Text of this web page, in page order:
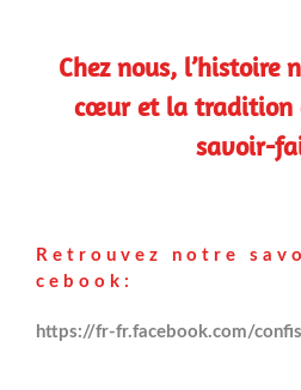
Chez nous, l’histoire
cœur et la tradition
savoir-
R e t r o u v e z n o t r e s a v
c e b o o k :
https://fr-fr.facebook.com/